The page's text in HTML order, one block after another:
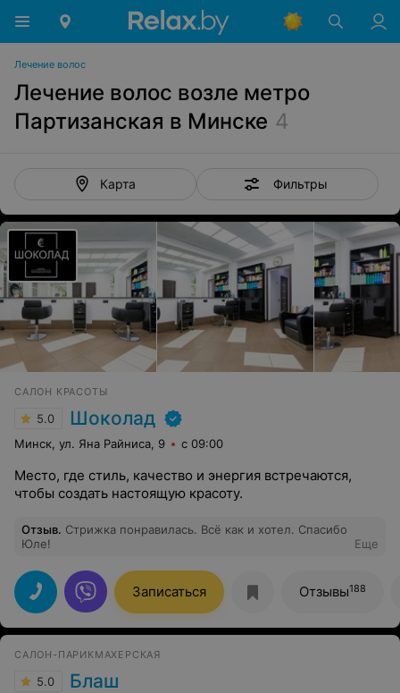
Лечение волос
Лечение волос возле метро
Партизанская в Минске 4
Карта Фильтры
САЛОН КРАСОТЫ
5.0 Шоколад
Минск, ул. Яна Райниса, 9 с 09:00
Место, где стиль, качество и энергия встречаются,
чтобы создать настоящую красоту.
Отзыв. Стрижка понравилась. Всё как и хотел. Спасибо
Юле!
Еще
Записаться Отзывы188
САЛОН-ПАРИКМАХЕРСКАЯ
5.0 Блаш